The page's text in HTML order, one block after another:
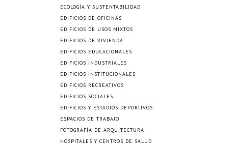
ECOLOGÍA Y SUSTENTABILIDAD
EDIFICIOS DE OFICINAS
EDIFICIOS DE USOS MIXTOS
EDIFICIOS DE VIVIENDA
EDIFICIOS EDUCACIONALES
EDIFICIOS INDUSTRIALES
EDIFICIOS INSTITUCIONALES
EDIFICIOS RECREATIVOS
EDIFICIOS SOCIALES
EDIFICIOS Y ESTADIOS DEPORTIVOS
ESPACIOS DE TRABAJO
FOTOGRAFÍA DE ARQUITECTURA
HOSPITALES Y CENTROS DE SALUD